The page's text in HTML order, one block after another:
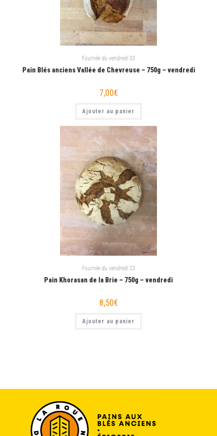
Fournée du vendredi S3
Pain Blés anciens Vallée de Chevreuse – 750g – vendredi
7,00€
Ajouter au panier
Fournée du vendredi S3
Pain Khorasan de la Brie – 750g – vendredi
8,50€
Ajouter au panier